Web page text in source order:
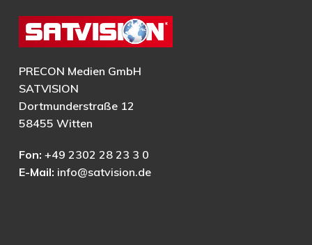
PRECON Medien GmbH
SATVISION
Dortmunderstraße 12
58455 Witten
Fon: +49 2302 28 23 3 0
E-Mail: info@satvision.de